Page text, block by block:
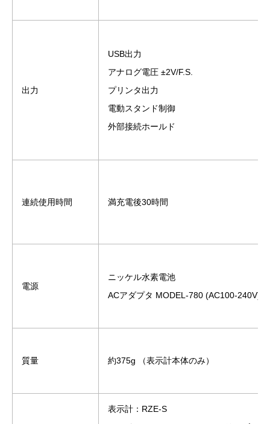
出力
USB出力
アナログ電圧 ±2V/F.S.
プリンタ出力
電動スタンド制御
外部接続ホールド
連続使用時間 満充電後30時間
電源
ニッケル水素電池
ACアダプタ MODEL-780 (AC100-240V)
質量 約375g （表示計本体のみ）
表示計：RZE-S